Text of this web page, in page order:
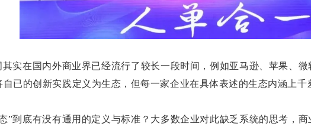
其实在国内外商业界已经流行了较长一段时间，例如亚马逊、苹果、
自已的创新实践定义为生态，但每一家企业在具体表述的生态内涵上千
”到底有没有通用的定义与标准？大多数企业对此缺乏系统的思考，